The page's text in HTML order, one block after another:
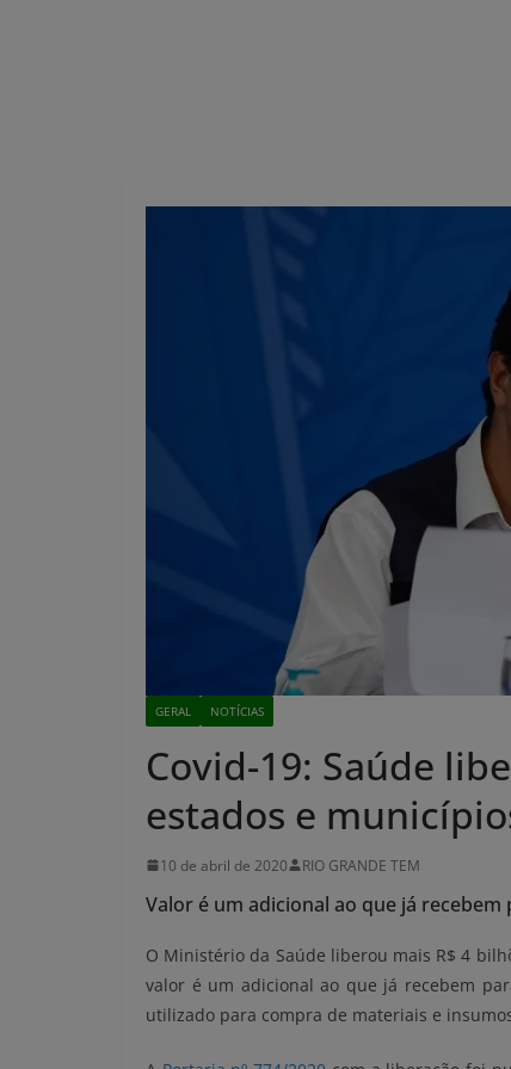
GERAL NOTÍCIAS
Covid-19: Saúde
estados e
10 de abril de 2020 RIO GRANDE TEM
Valor é um adicional ao que já recebem
O Ministério da Saúde liberou mais R$ 4
valor é um adicional ao que já recebem
utilizado para compra de materiais e